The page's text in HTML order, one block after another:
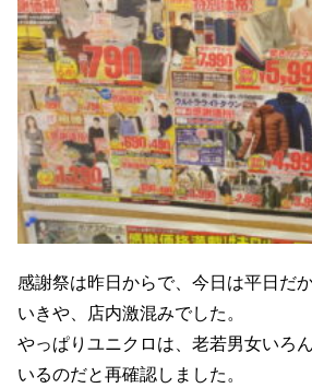
感謝祭は昨日からで、今日は平日だ
いきや、店内激混みでした。
やっぱりユニクロは、老若男女いろ
いるのだと再確認しました。